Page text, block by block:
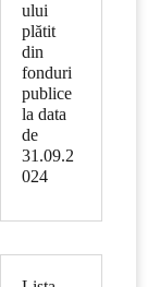
ului
plătit
din
fonduri
publice
la data
de
31.09.2
024